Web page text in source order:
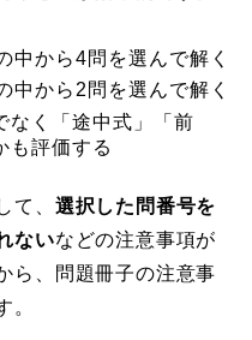
中から4問を選んで解く
中から2問を選んで解く
なく「途中式」「前
も評価する
て、 選択した問番号を
ないなどの注意事項が
ら、問題冊子の注意事
。